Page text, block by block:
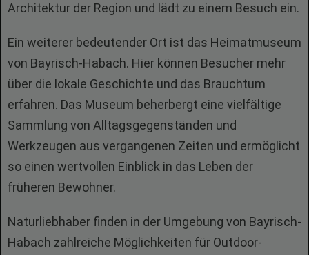
Architektur der Region und lädt zu einem Besuch ein.
Ein weiterer bedeutender Ort ist das Heimatmuseum
von Bayrisch-Habach. Hier können Besucher mehr
über die lokale Geschichte und das Brauchtum
erfahren. Das Museum beherbergt eine vielfältige
Sammlung von Alltagsgegenständen und
Werkzeugen aus vergangenen Zeiten und ermöglicht
so einen wertvollen Einblick in das Leben der
früheren Bewohner.
Naturliebhaber finden in der Umgebung von Bayrisch-
Habach zahlreiche Möglichkeiten für Outdoor-